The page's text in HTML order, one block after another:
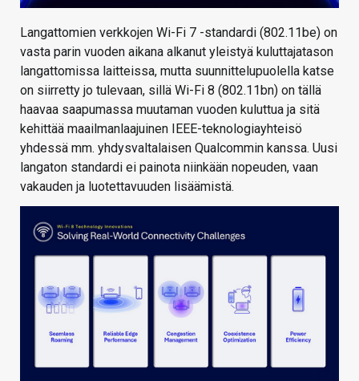
Langattomien verkkojen Wi-Fi 7 -standardi (802.11be) on
vasta parin vuoden aikana alkanut yleistyä kuluttajatason
langattomissa laitteissa, mutta suunnittelupuolella katse
on siirretty jo tulevaan, sillä Wi-Fi 8 (802.11bn) on tällä
haavaa saapumassa muutaman vuoden kuluttua ja sitä
kehittää maailmanlaajuinen IEEE-teknologiayhteisö
yhdessä mm. yhdysvaltalaisen Qualcommin kanssa. Uusi
langaton standardi ei painota niinkään nopeuden, vaan
vakauden ja luotettavuuden lisäämistä.